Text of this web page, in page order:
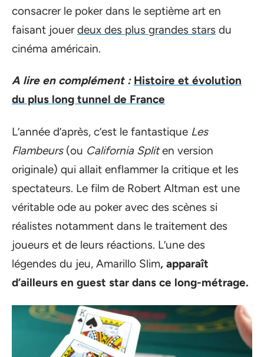
consacrer le poker dans le septième art en
faisant jouerdeux des plus grandes stars du
cinéma américain.
A lire en complément : Histoire et évolution
du plus long tunnel de France
L’année d’après, c’est le fantastique Les
Flambeurs(ou California Spliten version
originale) qui allait enflammer la critique et les
spectateurs. Le film de Robert Altman est une
véritable ode au poker avec des scènes si
réalistes notamment dans le traitement des
joueurs et de leurs réactions. L’une des
légendes du jeu, Amarillo Slim, apparaît
d’ailleurs en guest star dans ce long-métrage.